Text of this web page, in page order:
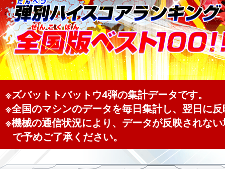
※ズバットトバットウ4弾の集計データです。
※全国のマシンのデータを毎日集計し、翌日に
※機械の通信状況により、データが反映されな
で予めご了承ください。